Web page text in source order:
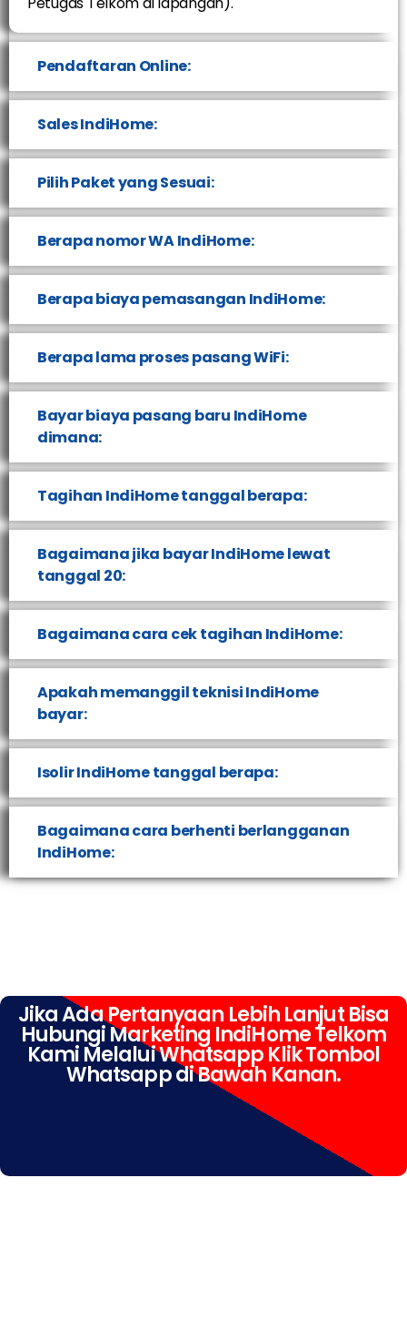
Pendaftaran Online:
Sales IndiHome:
Pilih Paket yang Sesuai:
Berapa nomor WA IndiHome:
Berapa biaya pemasangan IndiHome:
Berapa lama proses pasang WiFi:
Bayar biaya pasang baru IndiHome
dimana:
Tagihan IndiHome tanggal berapa:
Bagaimana jika bayar IndiHome lewat
tanggal 20:
Bagaimana cara cek tagihan IndiHome:
Apakah memanggil teknisi IndiHome
bayar:
Isolir IndiHome tanggal berapa:
Bagaimana cara berhenti berlangganan
IndiHome:
Jika Ada Pertanyaan Lebih Lanjut Bisa
Hubungi Marketing IndiHome Telkom
Kami Melalui Whatsapp Klik Tombol
Whatsapp di Bawah Kanan.